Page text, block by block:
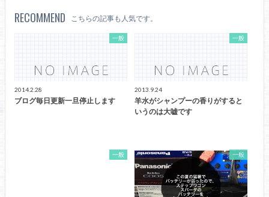
RECOMMEND こちらの記事も人気です。
一般
2014.2.28
ブログ毎日更新一旦停止します
一般
2013.9.24
羊水がシャンプーの香りがすると
いうのは大嘘です
一般 一般